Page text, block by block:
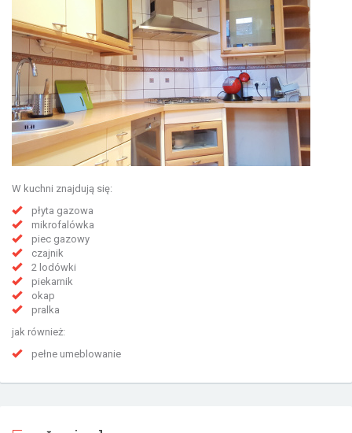
W kuchni znajdują się:
płyta gazowa
mikrofalówka
piec gazowy
czajnik
2 lodówki
piekarnik
okap
pralka
jak również:
pełne umeblowanie